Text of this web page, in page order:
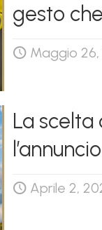
gesto
Maggio
La scelta
Aprile 2,